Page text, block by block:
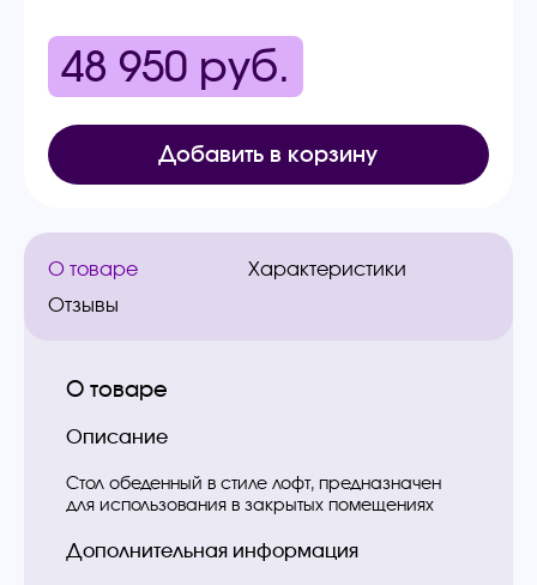
48 950 руб.
Добавить в корзину
О товаре
Характеристики
Отзывы
О товаре
Описание
Стол обеденный в стиле лофт, предназначен
для использования в закрытых помещениях
Дополнительная информация